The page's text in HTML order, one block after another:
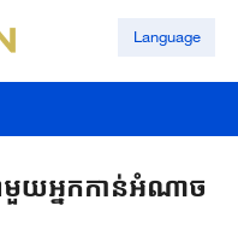
Language
យអ្នកកាន់អំណាច